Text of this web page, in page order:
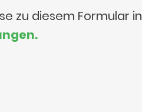
zu diesem Formular